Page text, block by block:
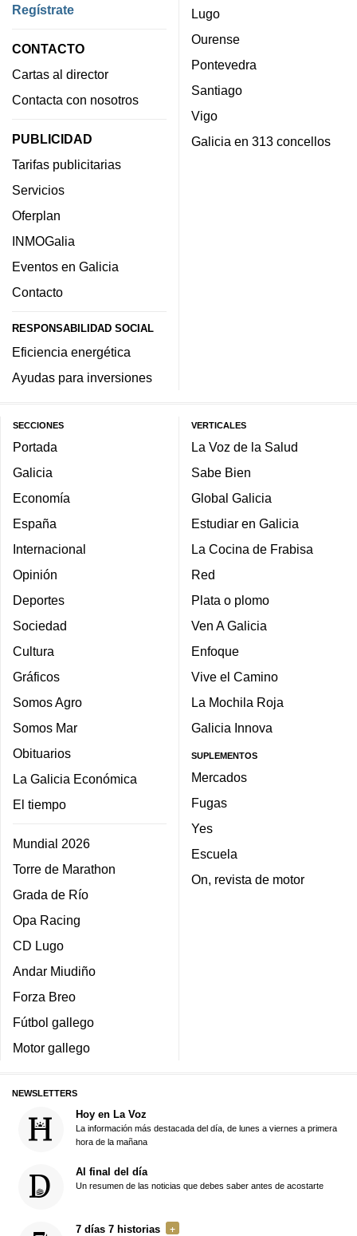
Regístrate
CONTACTO
Cartas al director
Contacta con nosotros
PUBLICIDAD
Tarifas publicitarias
Servicios
Oferplan
INMOGalia
Eventos en Galicia
Contacto
RESPONSABILIDAD SOCIAL
Eficiencia energética
Ayudas para inversiones
Lugo
Ourense
Pontevedra
Santiago
Vigo
Galicia en 313 concellos
SECCIONES
Portada
Galicia
Economía
España
Internacional
Opinión
Deportes
Sociedad
Cultura
Gráficos
Somos Agro
Somos Mar
Obituarios
La Galicia Económica
El tiempo
Mundial 2026
Torre de Marathon
Grada de Río
Opa Racing
CD Lugo
Andar Miudiño
Forza Breo
Fútbol gallego
Motor gallego
VERTICALES
La Voz de la Salud
Sabe Bien
Global Galicia
Estudiar en Galicia
La Cocina de Frabisa
Red
Plata o plomo
Ven A Galicia
Enfoque
Vive el Camino
La Mochila Roja
Galicia Innova
SUPLEMENTOS
Mercados
Fugas
Yes
Escuela
On, revista de motor
NEWSLETTERS
Hoy en La Voz
La información más destacada del día, de lunes a viernes a primera
hora de la mañana
Al final del día
Un resumen de las noticias que debes saber antes de acostarte
7 días 7 historias